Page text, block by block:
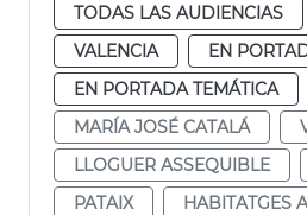
TODAS LAS AUDIENCIAS
VALENCIA
EN
EN PORTADA TEMÁTICA
MARÍA JOSÉ CATALÁ
LLOGUER ASSEQUIBLE
PATAIX
HABITATGES